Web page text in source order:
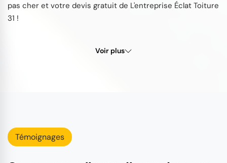
pas cher et votre devis gratuit de L'entreprise Éclat Toiture
31 !
Voir plus
Témoignages